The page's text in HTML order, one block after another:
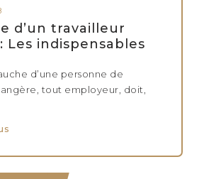
d’un travailleur
Les indispensables
d’une personne de
tout employeur, doit,